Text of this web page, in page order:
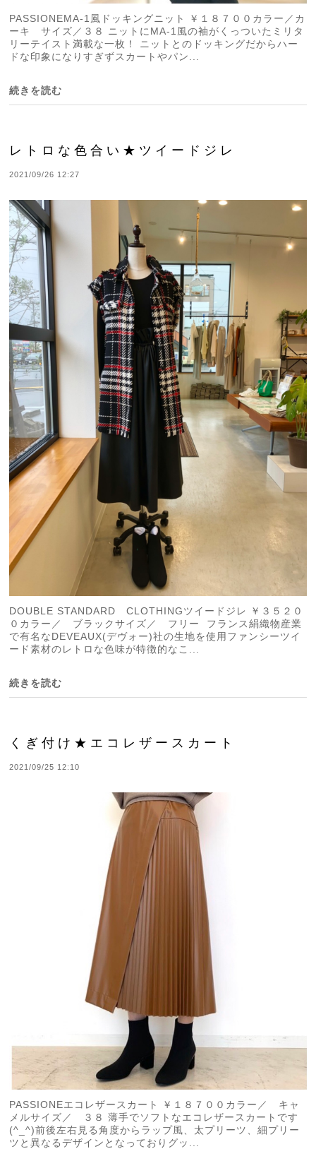
PASSIONEMA-1風ドッキングニット ￥１８７００カラー／カ
ーキ サイズ／３８ ニットにMA-1風の袖がくっついたミリタ
リーテイスト満載な一枚！ ニットとのドッキングだからハー
ドな印象になりすぎずスカートやパン...
続きを読む
レトロな色合い★ツイードジレ
2021/09/26 12:27
DOUBLE STANDARD CLOTHINGツイードジレ ￥３５２０
０カラー／ ブラックサイズ／ フリー フランス絹織物産業
で有名なDEVEAUX(デヴォー)社の生地を使用ファンシーツイ
ード素材のレトロな色味が特徴的なこ...
続きを読む
くぎ付け★エコレザースカート
2021/09/25 12:10
PASSIONEエコレザースカート ￥１８７００カラー／ キャ
メルサイズ／ ３８ 薄手でソフトなエコレザースカートです
(^_^)前後左右見る角度からラップ風、太プリーツ、細プリー
ツと異なるデザインとなっておりグッ...